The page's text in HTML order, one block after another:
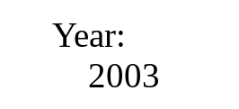
Year:
2003